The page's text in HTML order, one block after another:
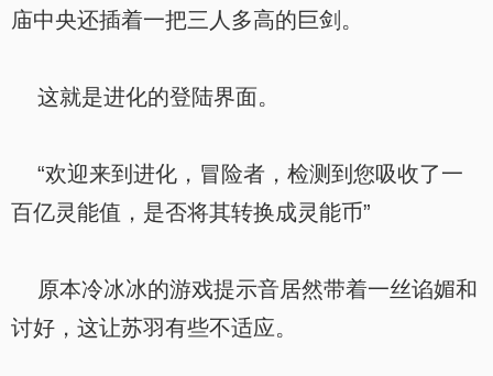
庙中央还插着一把三人多高的巨剑。
这就是进化的登陆界面。
“欢迎来到进化，冒险者，检测到您吸收了一
百亿灵能值，是否将其转换成灵能币”
原本冷冰冰的游戏提示音居然带着一丝谄媚和
讨好，这让苏羽有些不适应。